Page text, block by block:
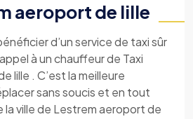
aeroport de lille
d’un service de taxi sûr
à un chauffeur de Taxi
lille . C’est la meilleure
sans soucis et en tout
ville de Lestrem aeroport de